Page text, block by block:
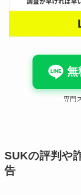
無
専門
SUKの評判や
告